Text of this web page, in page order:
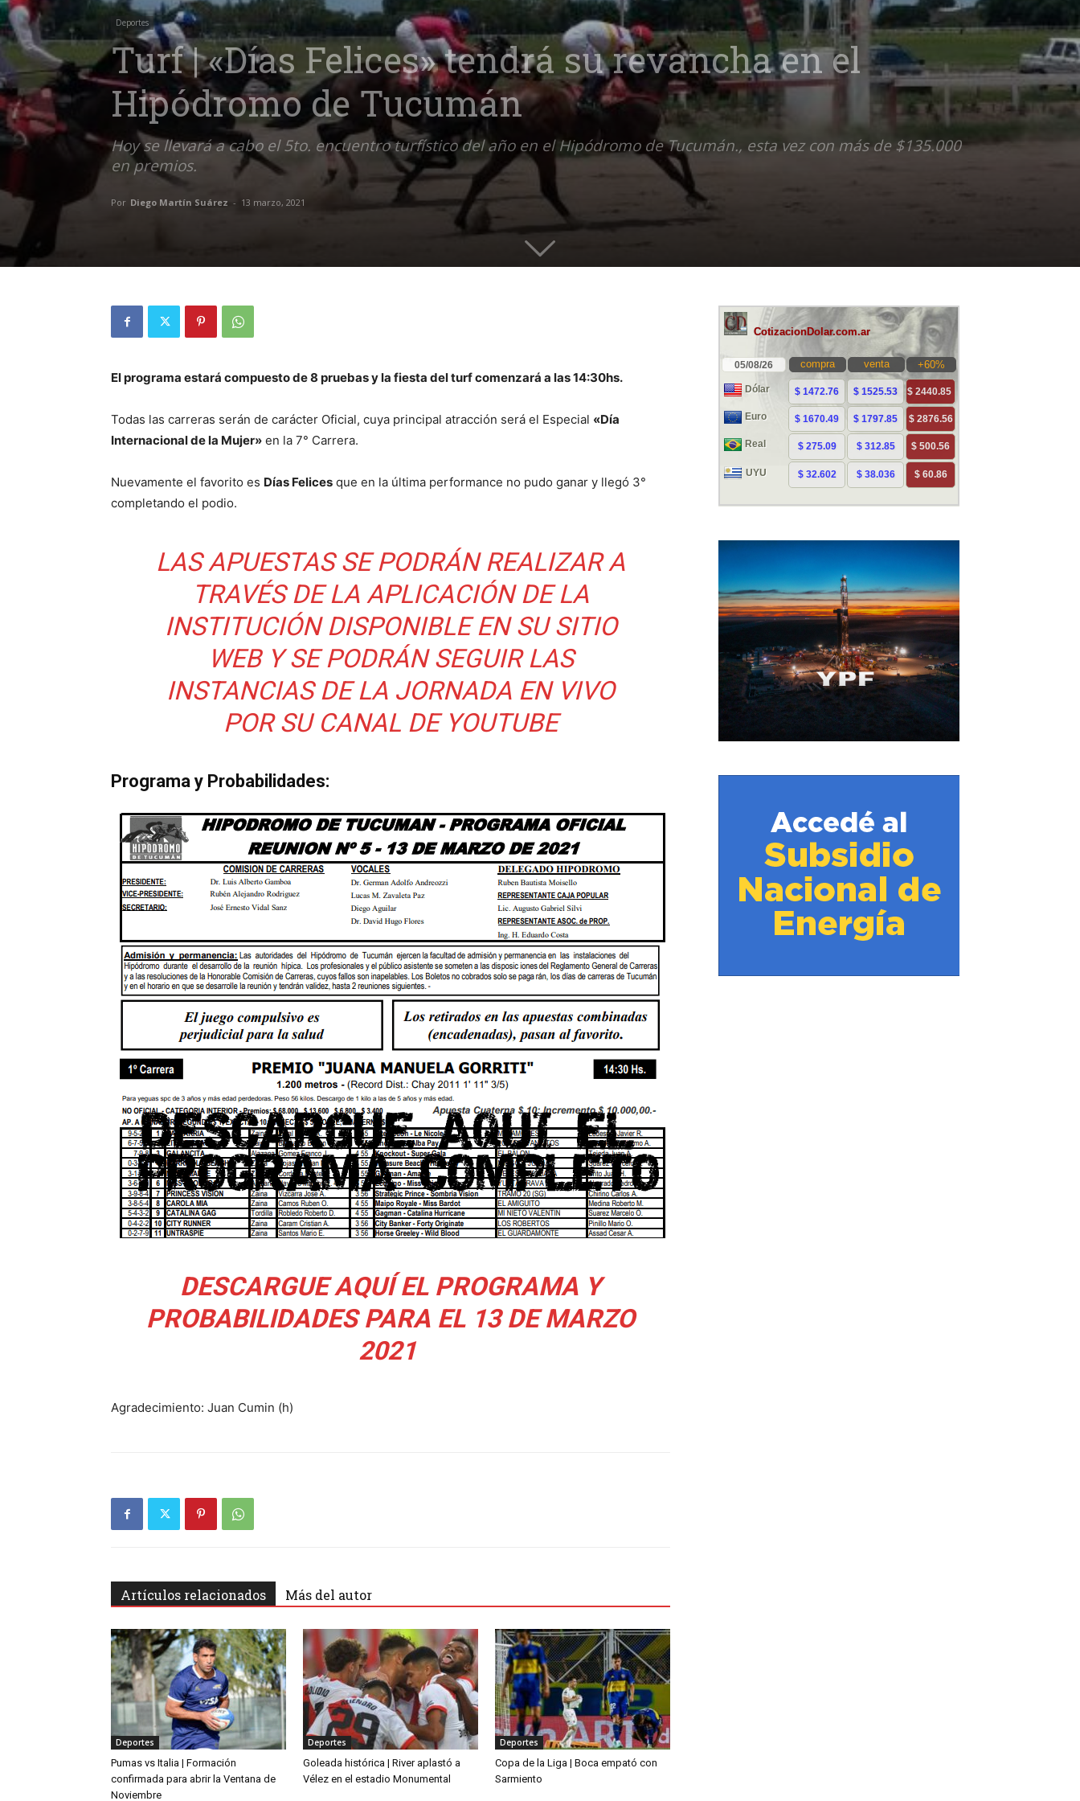
Deportes
Turf | «Días Felices» tendrá su revancha en el
Hipódromo de Tucumán
Hoy se llevará a cabo el 5to. encuentro turfístico del año en el Hipódromo de Tucumán., esta vez con más de $135.000
en premios.
Por Diego Martín Suárez - 13 marzo, 2021
El programa estará compuesto de 8 pruebas y la fiesta del turf comenzará a las 14:30hs.
Todas las carreras serán de carácter Oficial, cuya principal atracción será el Especial «Día
Internacional de la Mujer» en la 7° Carrera.
Nuevamente el favorito es Días Felices que en la última performance no pudo ganar y llegó 3°
completando el podio.
LAS APUESTAS SE PODRÁN REALIZAR A
TRAVÉS DE LA APLICACIÓN DE LA
INSTITUCIÓN DISPONIBLE EN SUSITIO
WEB Y SE PODRÁN SEGUIR LAS
INSTANCIAS DE LA JORNADA EN VIVO
POR SU CANAL DE YOUTUBE
Programa y Probabilidades:
DESCARGUE AQUÍ EL PROGRAMA Y
PROBABILIDADESPARA EL 13 DE MARZO
2021
Agradecimiento: Juan Cumin (h)
Artículos relacionados Más del autor
Deportes
Pumas vs Italia | Formación
confirmada para abrir la Ventana de
Noviembre
Deportes
Goleada histórica | River aplastó a
Vélez en el estadio Monumental
Deportes
Copa de la Liga | Boca empató con
Sarmiento